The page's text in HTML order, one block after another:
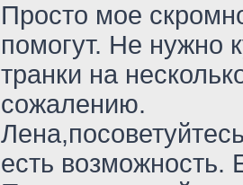
Просто мое
помогут. Не нужно
транки на
сожалению.
есть возможность.